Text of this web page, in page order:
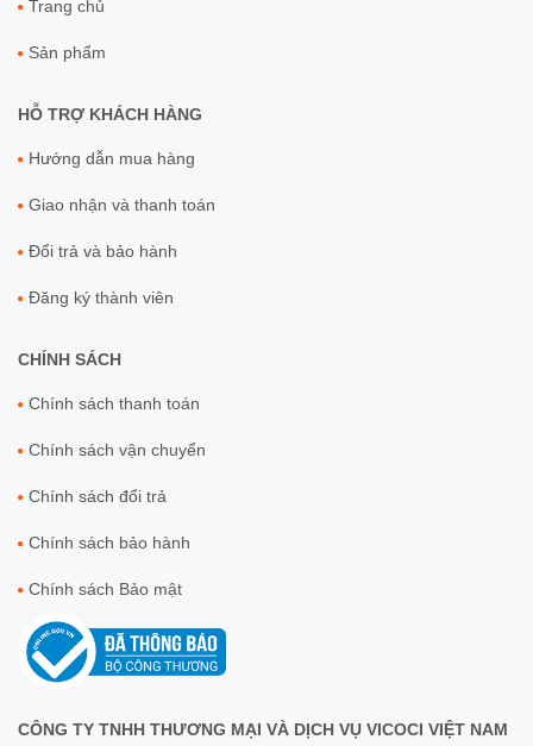
Trang chủ
Sản phẩm
HỖ TRỢ KHÁCH HÀNG
Hướng dẫn mua hàng
Giao nhận và thanh toán
Đổi trả và bảo hành
Đăng ký thành viên
CHÍNH SÁCH
Chính sách thanh toán
Chính sách vận chuyển
Chính sách đổi trả
Chính sách bảo hành
Chính sách Bảo mật
CÔNG TY TNHH THƯƠNG MẠI VÀ DỊCH VỤ VICOCI VIỆT NAM